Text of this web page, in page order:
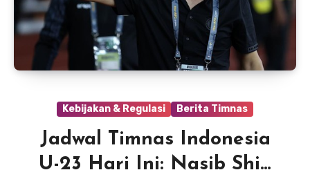
Kebijakan & Regulasi Berita Timnas
Jadwal Timnas Indonesia
U-23 Hari Ini: Nasib Shin